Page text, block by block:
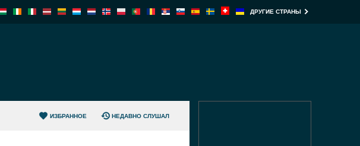
ДРУГИЕ СТРАНЫ
ИЗБРАННОЕ НЕДАВНО СЛУШАЛ